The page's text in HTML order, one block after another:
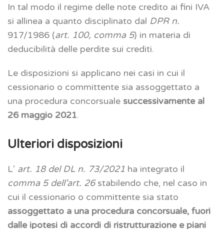
In tal modo il regime delle note credito ai fini IVA
si allinea a quanto disciplinato dal DPR n.
917/1986 (art. 100, comma 5) in materia di
deducibilità delle perdite sui crediti.
Le disposizioni si applicano nei casi in cui il
cessionario o committente sia assoggettato a
una procedura concorsuale successivamente al
26 maggio 2021.
Ulteriori disposizioni
L’ art. 18 del DL n. 73/2021 ha integrato il
comma 5 dell’art. 26stabilendo che, nel caso in
cui il cessionario o committente sia stato
assoggettato a una procedura concorsuale, fuori
dalle ipotesi di accordi di ristrutturazione e piani